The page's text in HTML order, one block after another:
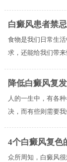
白癜风患者禁
食物是我们日常生
求，还能给我们带
降低白癜风复
人的一生中，有各
决，而有些则需要我
4个白癜风复色
众所周知，白癜风